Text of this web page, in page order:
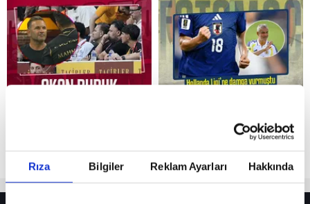
Rıza Bilgiler Reklam Ayarları Hakkında
Reddet